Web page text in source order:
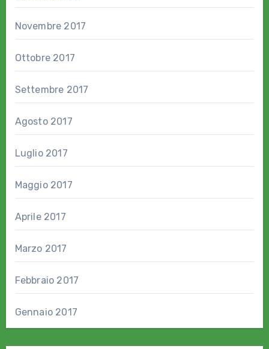
Novembre 2017
Ottobre 2017
Settembre 2017
Agosto 2017
Luglio 2017
Maggio 2017
Aprile 2017
Marzo 2017
Febbraio 2017
Gennaio 2017